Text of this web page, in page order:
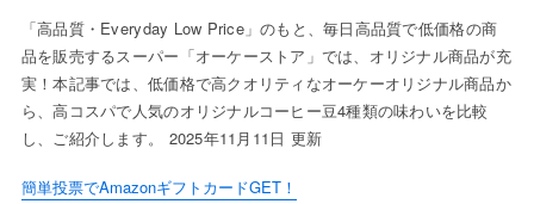
「高品質・Everyday Low Price」のもと、毎日高品質で低価格の商
品を販売するスーパー「オーケーストア」では、オリジナル商品が充
実！本記事では、低価格で高クオリティなオーケーオリジナル商品か
ら、高コスパで人気のオリジナルコーヒー豆4種類の味わいを比較
し、ご紹介します。 2025年11月11日 更新
簡単投票でAmazonギフトカードGET！